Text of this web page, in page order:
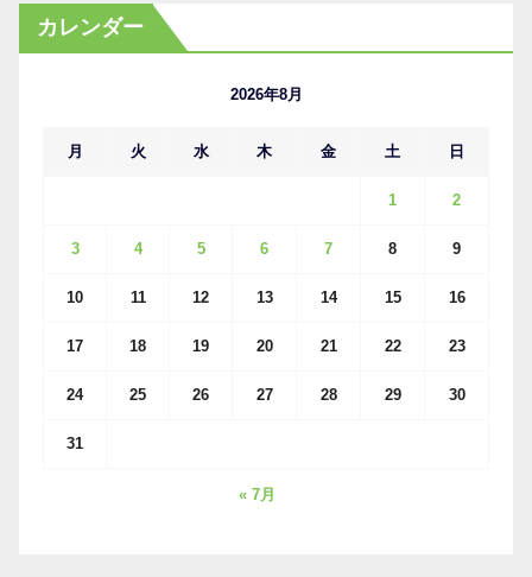
カ
イ
カレンダー
2026年8月
月 火 水 木 金 土 日
1 2
3 4 5 6 7 8 9
10 11 12 13 14 15 16
17 18 19 20 21 22 23
24 25 26 27 28 29 30
31
« 7月